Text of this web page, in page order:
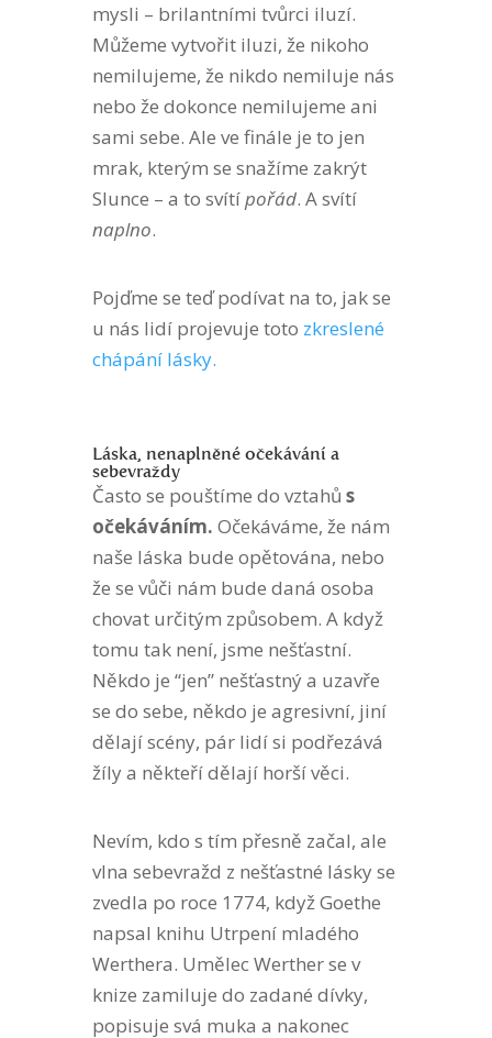
mysli – brilantními tvůrci iluzí.
Můžeme vytvořit iluzi, že nikoho
nemilujeme, že nikdo nemiluje nás
nebo že dokonce nemilujeme ani
sami sebe. Ale ve finále je to jen
mrak, kterým se snažíme zakrýt
Slunce – a to svítípořád. A svítí
naplno.
Pojďme se teď podívat na to, jak se
u nás lidí projevuje toto zkreslené
chápání lásky.
Láska, nenaplněné očekávání a
sebevraždy
Často se pouštíme do vztahů s
očekáváním. Očekáváme, že nám
naše láska bude opětována, nebo
že se vůči nám bude daná osoba
chovat určitým způsobem. A když
tomu tak není, jsme nešťastní.
Někdo je “jen” nešťastný a uzavře
se do sebe, někdo je agresivní, jiní
dělají scény, pár lidí si podřezává
žíly a někteří dělají horší věci.
Nevím, kdo s tím přesně začal, ale
vlna sebevražd z nešťastné lásky se
zvedla po roce 1774, když Goethe
napsal knihu Utrpení mladého
Werthera. Umělec Werther se v
knize zamiluje do zadané dívky,
popisuje svá muka a nakonec